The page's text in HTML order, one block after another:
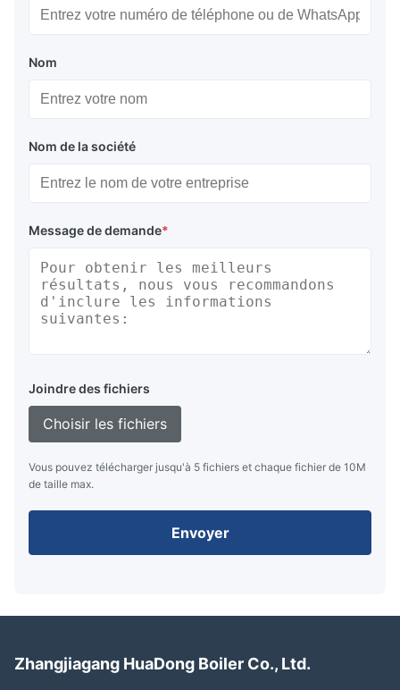
Nom
Nom de la société
Message de demande*
Joindre des fichiers
Choisir les fichiers
Vous pouvez télécharger jusqu'à 5 fichiers et chaque fichier de 10M
de taille max.
Envoyer
Zhangjiagang HuaDong Boiler Co., Ltd.